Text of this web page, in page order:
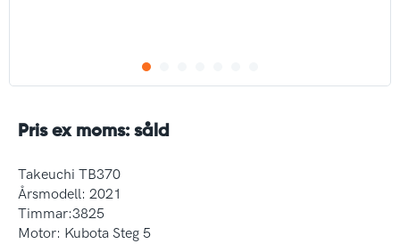
Pris ex moms: såld
Takeuchi TB370
Årsmodell: 2021
Timmar:3825
Motor: Kubota Steg 5